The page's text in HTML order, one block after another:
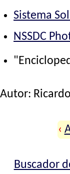
Sistema
NSSDC
Autor:
‹
Buscador